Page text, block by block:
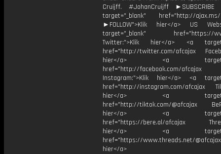
Cruijff. #JohanCruijff ►SUBSCRIBE
target="_blank" href="http://ajax.ms/
►FOLLOW">Klik hier</a> US
target="_blank" href="https://
Twitter:">Klik hier</a> <a
href="http://twitter.com/afcajax
hier</a> <a
href="http://facebook.com/afcajax
Instagram:">Klik hier</a> <a
href="http://instagram.com/afcajax
hier</a> <a
href="http://tiktok.com/@afcajax
hier</a> <a
href="https://bere.al/afcajax
hier</a> <a
href="https://www.threads.net/
hier</a>